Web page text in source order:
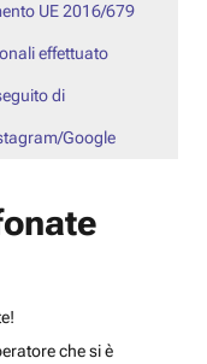
UE 2016/679
effettuato
di
Google
che si è